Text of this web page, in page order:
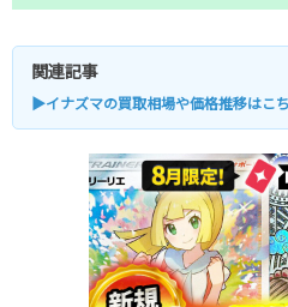
関連記事
▶イナズマの買取相場や価格推移はこ